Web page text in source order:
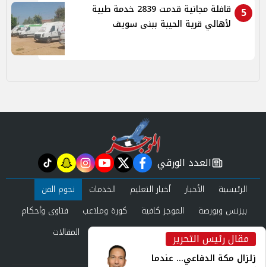
5
قافلة مجانية قدمت 2839 خدمة طبية
لأهالي قرية الحيبة ببنى سويف
مقال رئيس التحرير
زلزال مكة الدفاعي... عندما
newspaper
العدد الورقي facebook
twitter
youtube
instagram
snapchat
tiktok
الرئيسية الأخبار أخبار التعليم الخدمات
نجوم الفن
بيزنس وبورصة
الموجز كافية كورة وملاعب
فتاوى وأحكام
صحة وجمال
عرب وعالم حوادث ومحاكم
المقالات
العدد الورقي